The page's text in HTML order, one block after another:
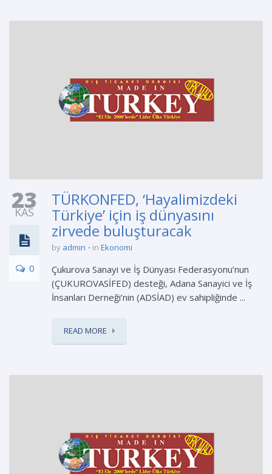
23
KAS
0
TÜRKONFED, ‘Hayalimizdeki
Türkiye’ için iş dünyasını
zirvede buluşturacak
by admin in Ekonomi
Çukurova Sanayi ve İş Dünyası Federasyonu’nun
(ÇUKUROVASİFED) desteği, Adana Sanayici ve İş
İnsanları Derneği’nin (ADSİAD) ev sahipliğinde ...
READ MORE